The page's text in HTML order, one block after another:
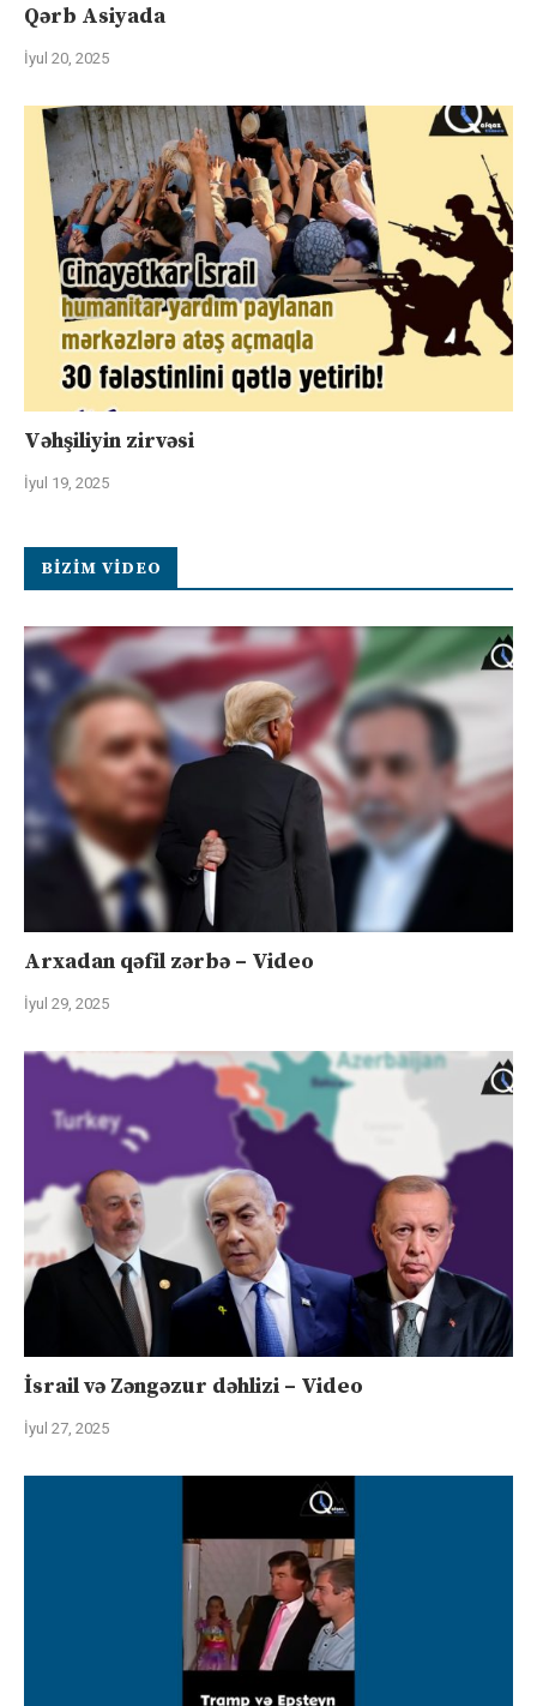
Qərb Asiyada
İyul 20, 2025
Vəhşiliyin zirvəsi
İyul 19, 2025
BIZIM VIDEO
Arxadan qəfil zərbə – Video
İyul 29, 2025
İsrail və Zəngəzur dəhlizi – Video
İyul 27, 2025